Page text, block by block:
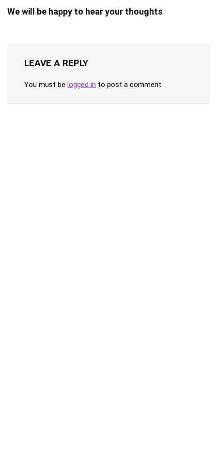
We will be happy to hear your thoughts
LEAVE A REPLY
You must be logged in to post a comment.